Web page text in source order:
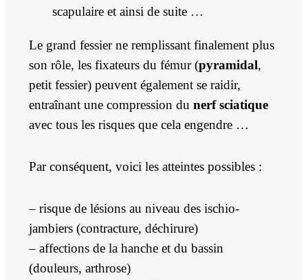
scapulaire et ainsi de suite …
Le grand fessier ne remplissant finalement plus
son rôle, les fixateurs du fémur (pyramidal,
petit fessier) peuvent également se raidir,
entraînant une compression du nerf sciatique
avec tous les risques que cela engendre …
Par conséquent, voici les atteintes possibles :
– risque de lésions au niveau des ischio-
jambiers (contracture, déchirure)
– affections de la hanche et du bassin
(douleurs, arthrose)